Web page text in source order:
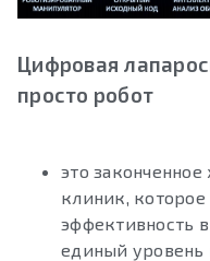
Цифровая
просто робот
это
клиник,
эффективность
единый уровень